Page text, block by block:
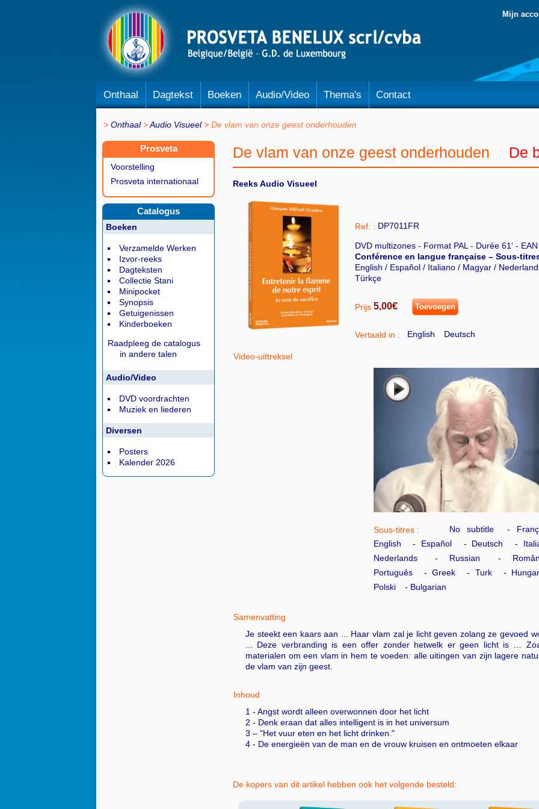
Mijn
Onthaal Dagtekst Boeken Audio/Video Thema's Contact
Onthaal Audio Visueel De vlam van onze geest onderhouden
Prosveta
Voorstelling
Prosveta internationaal
Catalogus
Boeken
Verzamelde Werken
Izvor-reeks
Dagteksten
Collectie Stani
Minipocket
Synopsis
Getuigenissen
Kinderboeken
Raadpleeg de catalogus
in andere talen
Audio/Video
DVD voordrachten
Muziek en liederen
Diversen
Posters
Kalender 2026
De vlam van onze geest onderhouden De
Reeks Audio Visueel
Ref. : DP7011FR
DVD multizones - Format PAL - Durée 61' -
Conférence en langue française – Sous-
English / Español / Italiano / Magyar /
Türkçe
Prijs 5,00€ Toevoegen
Vertaald in : English Deutsch
Video-uittreksel
Sous-titres : No subtitle
English
Español Deutsch
Nederlands
Russian
Português
Greek Turk
Polski
Bulgarian
Samenvatting
Je steekt een kaars aan ... Haar vlam zal je licht geven zolang ze gevoed
... Deze verbranding is een offer zonder hetwelk er geen licht is …
materialen om een vlam in hem te voeden: alle uitingen van zijn lagere
de vlam van zijn geest.
Inhoud
1 - Angst wordt alleen overwonnen door het licht
2 - Denk eraan dat alles intelligent is in het universum
3 – "Het vuur eten en het licht drinken."
4 - De energieën van de man en de vrouw kruisen en ontmoeten elkaar
De kopers van dit artikel hebben ook het volgende besteld: